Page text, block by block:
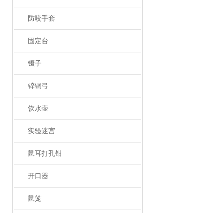
防咬手套
固定台
镊子
锌铜弓
饮水壶
实验迷宫
鼠耳打孔钳
开口器
鼠笼